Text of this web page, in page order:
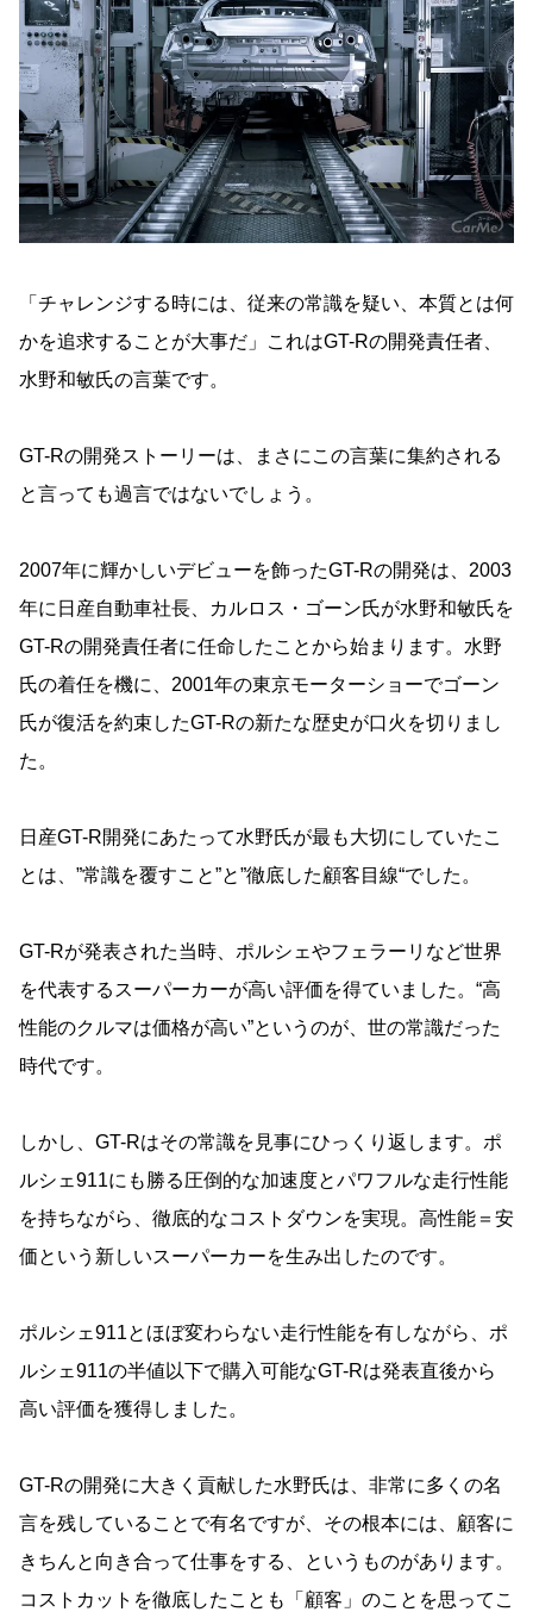
「チャレンジする時には、従来の常識を疑い、本質とは何
かを追求することが大事だ」これはGT-Rの開発責任者、
水野和敏氏の言葉です。
GT-Rの開発ストーリーは、まさにこの言葉に集約される
と言っても過言ではないでしょう。
2007年に輝かしいデビューを飾ったGT-Rの開発は、2003
年に日産自動車社長、カルロス・ゴーン氏が水野和敏氏を
GT-Rの開発責任者に任命したことから始まります。水野
氏の着任を機に、2001年の東京モーターショーでゴーン
氏が復活を約束したGT-Rの新たな歴史が口火を切りまし
た。
日産GT-R開発にあたって水野氏が最も大切にしていたこ
とは、”常識を覆すこと”と”徹底した顧客目線“でした。
GT-Rが発表された当時、ポルシェやフェラーリなど世界
を代表するスーパーカーが高い評価を得ていました。“高
性能のクルマは価格が高い”というのが、世の常識だった
時代です。
しかし、GT-Rはその常識を見事にひっくり返します。ポ
ルシェ911にも勝る圧倒的な加速度とパワフルな走行性能
を持ちながら、徹底的なコストダウンを実現。高性能＝安
価という新しいスーパーカーを生み出したのです。
ポルシェ911とほぼ変わらない走行性能を有しながら、ポ
ルシェ911の半値以下で購入可能なGT-Rは発表直後から
高い評価を獲得しました。
GT-Rの開発に大きく貢献した水野氏は、非常に多くの名
言を残していることで有名ですが、その根本には、顧客に
きちんと向き合って仕事をする、というものがあります。
コストカットを徹底したことも「顧客」のことを思ってこ